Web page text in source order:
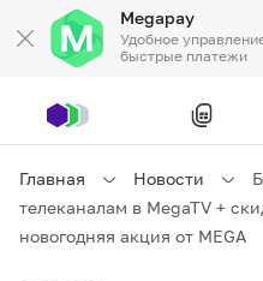
Megapay
Удобное
быстрые платежи
Главная Новости
телеканалам в MegaTV +
новогодняя акция от MEGA